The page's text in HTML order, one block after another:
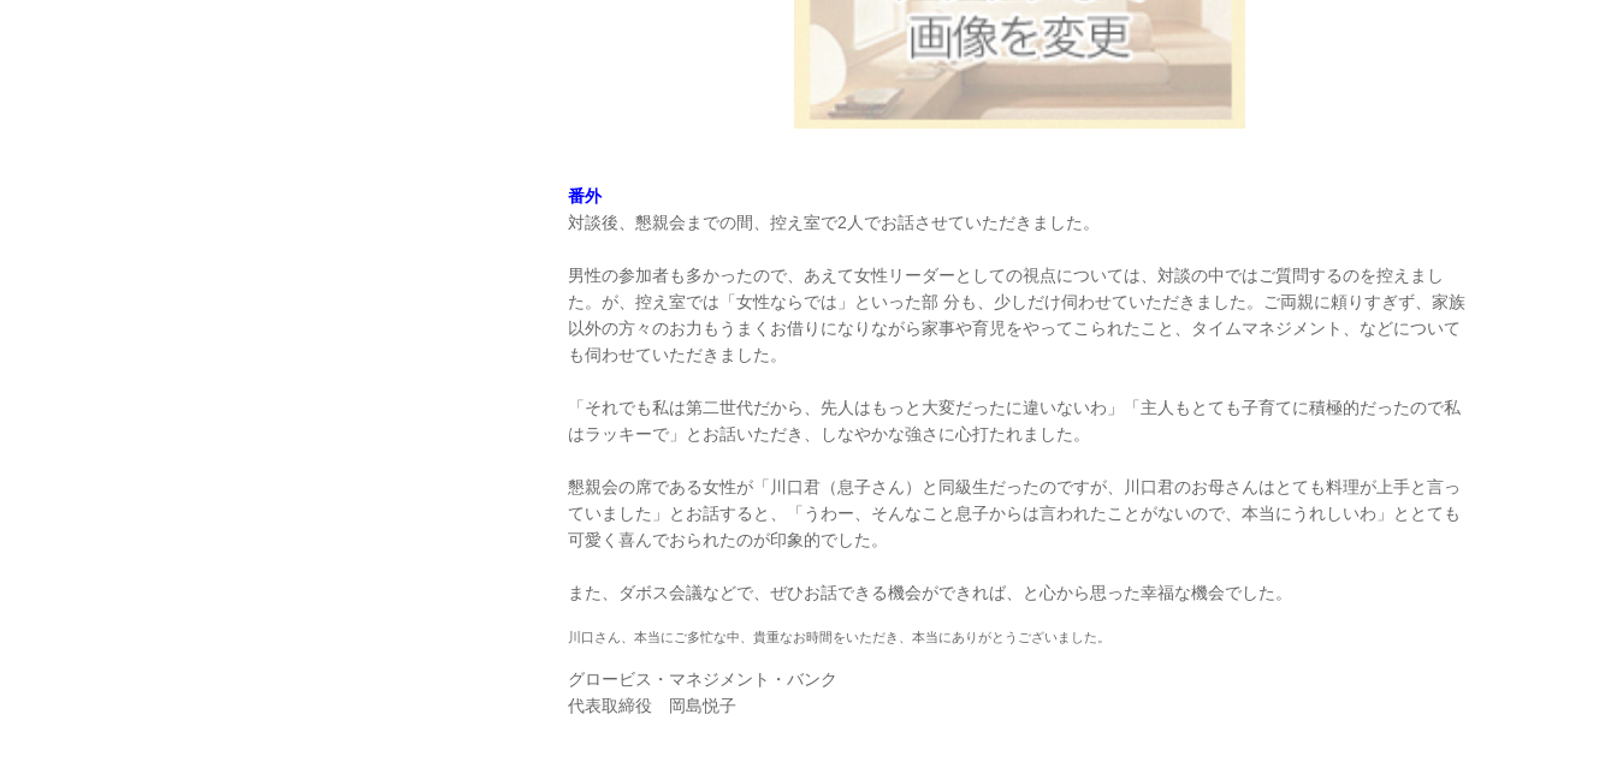
番外
対談後、懇親会までの間、控え室で2人でお話させていただきました。
男性の参加者も多かったので、あえて女性リーダーとしての視点については、対談の中ではご質問するのを控えまし
た。が、控え室では「女性ならでは」といった部 分も、少しだけ伺わせていただきました。ご両親に頼りすぎず、家族
以外の方々のお力もうまくお借りになりながら家事や育児をやってこられたこと、タイムマネジメント、などについて
も伺わせていただきました。
「それでも私は第二世代だから、先人はもっと大変だったに違いないわ」「主人もとても子育てに積極的だったので私
はラッキーで」とお話いただき、しなやかな強さに心打たれました。
懇親会の席である女性が「川口君（息子さん）と同級生だったのですが、川口君のお母さんはとても料理が上手と言っ
ていました」とお話すると、「うわー、そんなこと息子からは言われたことがないので、本当にうれしいわ」ととても
可愛く喜んでおられたのが印象的でした。
また、ダボス会議などで、ぜひお話できる機会ができれば、と心から思った幸福な機会でした。
川口さん、本当にご多忙な中、貴重なお時間をいただき、本当にありがとうございました。
グロービス・マネジメント・バンク
代表取締役 岡島悦子